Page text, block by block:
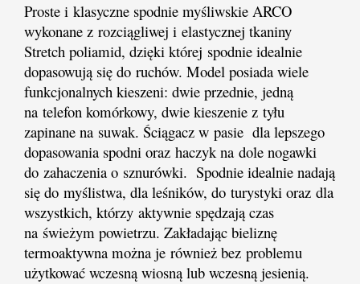
Proste i klasyczne spodnie myśliwskie ARCO
wykonane z rozciągliwej i elastycznej tkaniny
Stretch poliamid, dzięki której spodnie idealnie
dopasowują się do ruchów. Model posiada wiele
funkcjonalnych kieszeni: dwie przednie, jedną
na telefon komórkowy, dwie kieszenie z tyłu
zapinane na suwak. Ściągacz w pasie dla lepszego
dopasowania spodni oraz haczyk na dole nogawki
do zahaczenia o sznurówki. Spodnie idealnie nadają
się do myślistwa, dla leśników, do turystyki oraz dla
wszystkich, którzy aktywnie spędzają czas
na świeżym powietrzu. Zakładając bieliznę
termoaktywna można je również bez problemu
użytkować wczesną wiosną lub wczesną jesienią.